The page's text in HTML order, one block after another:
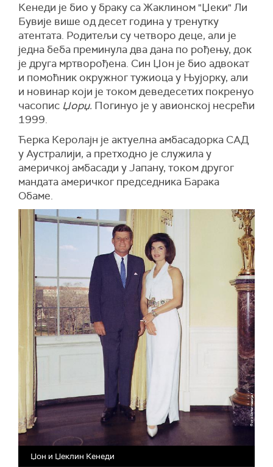
Кенеди је био у браку са Жаклином "Џеки" Ли
Бувије више од десет година у тренутку
атентата. Родитељи су четворо деце, али је
једна беба преминула два дана по рођењу, док
је друга мртворођена. Син Џон је био адвокат
и помоћник окружног тужиоца у Њујорку, али
и новинар који је током деведесетих покренуо
часопис Џорџ. Погинуо је у авионској несрећи
1999.
Ћерка Керолајн је актуелна амбасадорка САД
у Аустралији, а претходно је служила у
америчкој амбасади у Јапану, током другог
мандата америчког председника Барака
Обаме.
Џон и Џеклин Кенеди